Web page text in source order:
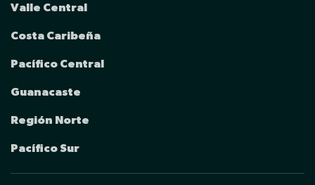
Valle Central
Costa Caribeña
Pacífico Central
Guanacaste
Región Norte
Pacífico Sur